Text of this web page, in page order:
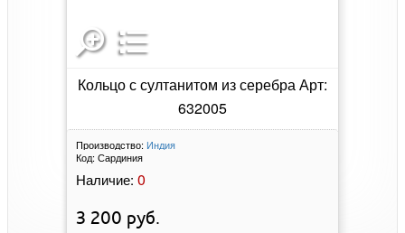
Кольцо с султанитом из серебра Арт:
632005
Производство: Индия
Код: Сардиния
Наличие: 0
3 200 руб.